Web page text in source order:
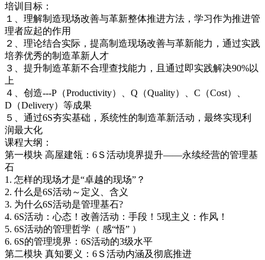
培训目标：
１、理解制造现场改善与革新整体推进方法，学习作为推进管
理者应起的作用
２、理论结合实际，提高制造现场改善与革新能力，通过实践
培养优秀的制造革新人才
３、提升制造革新不合理查找能力，且通过即实践解决90%以
上
４、创造---P（Productivity）、Q（Quality）、C（Cost）、
D（Delivery）等成果
５、通过6S夯实基础，系统性的制造革新活动，最终实现利
润最大化
课程大纲：
第一模块 高屋建瓴：6Ｓ活动境界提升——永续经营的管理基
石
1. 怎样的现场才是“卓越的现场”？
2. 什么是6S活动～定义、含义
3. 为什么6S活动是管理基石?
4. 6S活动：心态！改善活动：手段！5现主义：作风！
5. 6S活动的管理哲学（ 感“悟” ）
6. 6S的管理境界：6S活动的3级水平
第二模块 真知要义：6Ｓ活动内涵及彻底推进